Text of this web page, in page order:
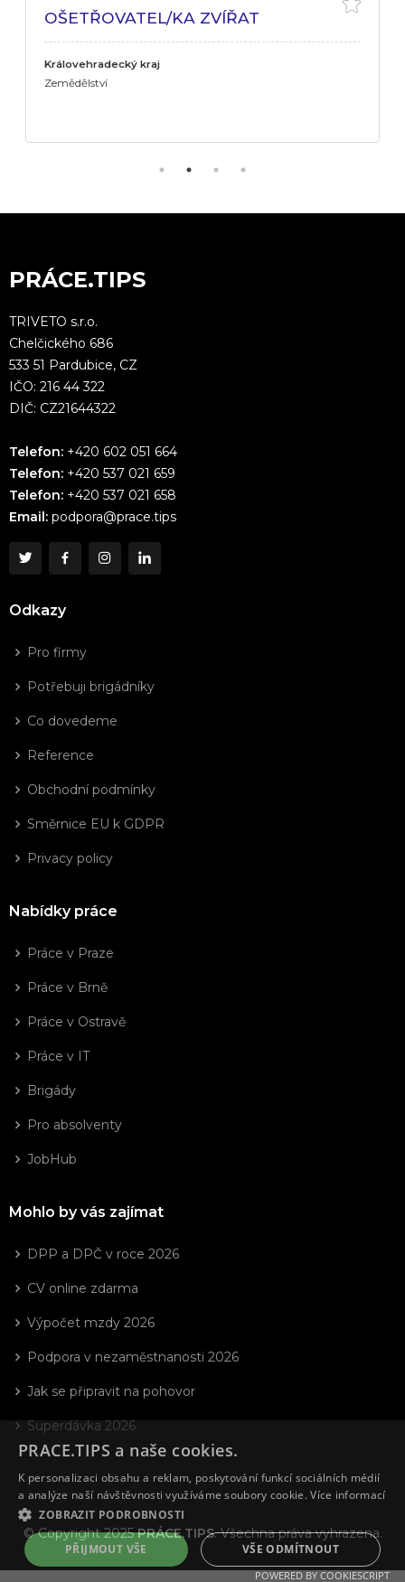
OŠETŘOVATEL/KA ZVÍŘAT
Královehradecký kraj
Zemědělství
PRÁCE.TIPS
TRIVETO s.r.o.
Chelčického 686
533 51 Pardubice, CZ
IČO: 216 44 322
DIČ: CZ21644322
Telefon: +420 602 051 664
Telefon: +420 537 021 659
Telefon: +420 537 021 658
Email: podpora@prace.tips
Odkazy
Pro firmy
Potřebuji brigádníky
Co dovedeme
Reference
Obchodní podmínky
Směrnice EU k GDPR
Privacy policy
Nabídky práce
Práce v Praze
Práce v Brně
Práce v Ostravě
Práce v IT
Brigády
Pro absolventy
JobHub
Mohlo by vás zajímat
DPP a DPČ v roce 2026
CV online zdarma
Výpočet mzdy 2026
Podpora v nezaměstnanosti 2026
Jak se připravit na pohovor
Superdávka 2026
© Copyright 2025PRÁCE.TIPS. Všechna práva vyhrazena.
PRACE.TIPS a naše cookies.
K personalizaci obsahu a reklam, poskytování funkcí sociálních médií
a analýze naší návštěvnosti využíváme soubory cookie.Více informací
ZOBRAZIT PODROBNOSTI
PŘIJMOUT VŠE VŠE ODMÍTNOUT
POWERED BY COOKIESCRIPT